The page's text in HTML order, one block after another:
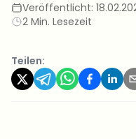
Veröffentlicht:
2 Min. Lesezeit
Teilen: